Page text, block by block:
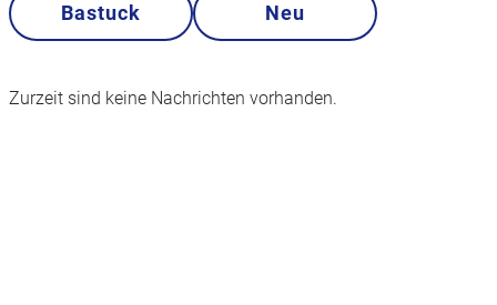
Bastuck Neu
Zurzeit sind keine Nachrichten vorhanden.